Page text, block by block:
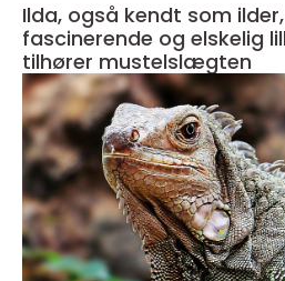
Ilda, også kendt som
fascinerende og elskelig
tilhører mustelslægten